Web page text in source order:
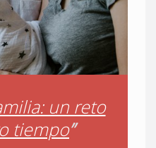
un reto
tiempo”